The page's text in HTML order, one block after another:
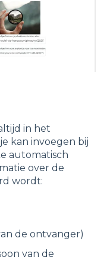
in het
kan invoegen bij
automatisch
over de
wordt:
de ontvanger)
van de